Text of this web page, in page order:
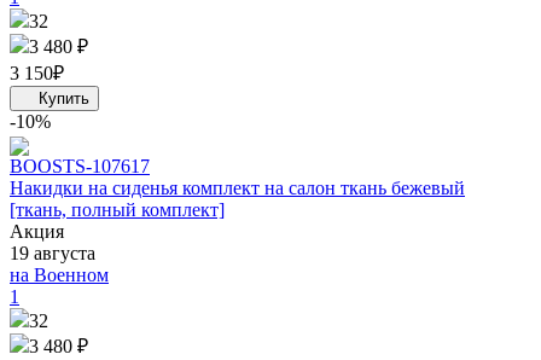
32
3 480 ₽
3 150₽
-10%
BOOSTS-107617
Накидки на сиденья комплект на салон ткань бежевый
[ткань, полный комплект]
Акция
19 августа
на Военном
1
32
3 480 ₽